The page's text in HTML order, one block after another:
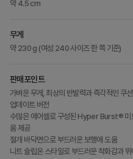
약 4.5 cm
무게
약 230 g (여성 240 사이즈 한 쪽 기준)
판매포인트
가벼운 무게, 최상의 반발력과 즉각적인 쿠
업데이트 버전
수많은 에어셀로 구성된 Hyper Burst® 미
움 제공
절개 바닥면으로 부드러운 보행에 도움
니트 슬립온 스타일로 부드러운 착화감과